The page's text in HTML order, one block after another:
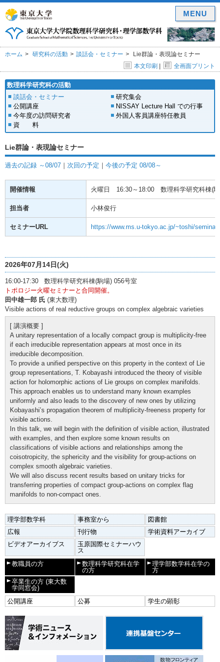
ホーム 研究科の活動 談話会・セミナー
Lie群論・表現論セミナー
本文印刷 | 全画面プリント
数理科学研究科の活動
談話会・セミナー
研究集会
公開講座
NISSAY Lecture Hall での行事
今年度の訪問研究者
外国人客員講座特任教員
資 料
Lie群論・表現論セミナー
過去の記録 ～08/07 ｜ 次回の予定 ｜ 今後の予定 08/08～
開催情報 火曜日 16:30～18:00 数理科学研究科棟(
担当者 小林俊行
セミナーURL https://www.ms.u-tokyo.ac.jp/~toshi/
2026年07月14日(火)
16:00-17:30 数理科学研究科棟(駒場) 056号室
トポロジー火曜セミナーと合同開催。
田中雄一郎 氏 (東大数理)
Visible actions of real reductive groups on complex algebraic varieties
[ 講演概要 ]
A unitary representation of a locally compact group is multiplicity-free
if each irreducible representation appears at most once in its
irreducible decomposition.
To provide a unified perspective on this property in the context of Lie
group representations, T. Kobayashi introduced the theory of visible
action for holomorphic actions of Lie groups on complex manifolds.
This approach enables us to understand many known examples
uniformly and also leads to the discovery of new ones by utilizing
Kobayashi’s propagation theorem of multiplicity-freeness property for
visible actions.
In this talk, we will begin with the definition of visible action, illustrated
with examples, and then explore some known results on
classifications of visible actions and relationships among the
coisotropicity, the sphericity and the visibility for group-actions on
complex smooth algebraic varieties.
We will also discuss recent results based on unitary tricks for
transferring properties of compact group-actions on complex flag
manifolds to non-compact ones.
理学部数学科 事務室から
図書館
広報
刊行物
学術資料アーカイブ
ビデオアーカイブス
玉原国際セミナーハウ
ス
教職員の方
数理科学研究科在学
の方
理学部数学科在学の
方
卒業生の方 (東大数
学同窓会)
公開講座
公募 学生の顕彰
MENU